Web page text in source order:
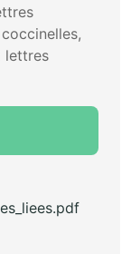
lettres